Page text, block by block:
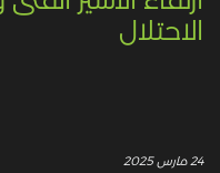
الاحتلال
24 مارس 2025